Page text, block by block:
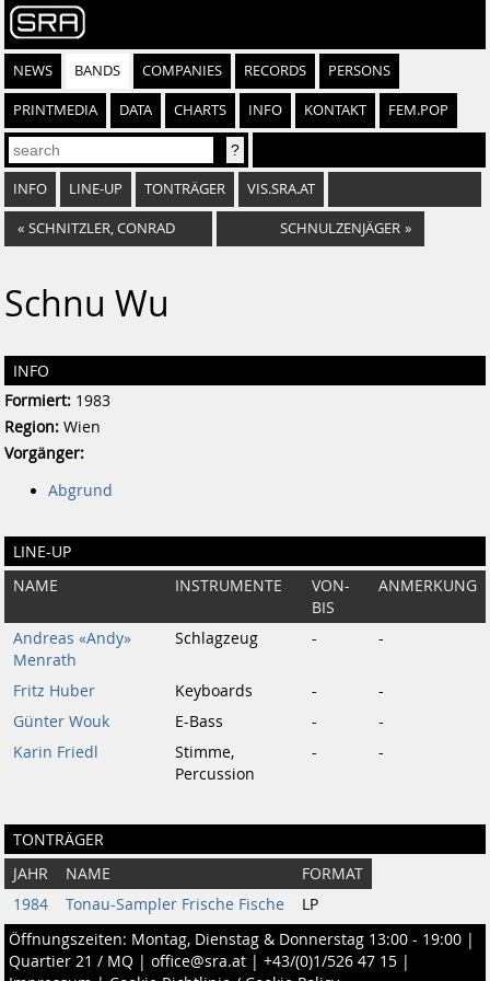
NEWS BANDS COMPANIES RECORDS PERSONS
PRINTMEDIA DATA CHARTS INFO KONTAKT FEM.POP
INFO LINE-UP TONTRÄGER VIS.SRA.AT
« SCHNITZLER, CONRAD SCHNULZENJÄGER »
Schnu Wu
INFO
Formiert: 1983
Region: Wien
Vorgänger:
Abgrund
LINE-UP
NAME INSTRUMENTE
VON-
BIS
ANMERKUNG
Andreas «Andy»
Menrath
Schlagzeug - -
Fritz Huber Keyboards -
-
Günter Wouk
E-Bass -
-
Karin Friedl
Stimme,
Percussion
- -
TONTRÄGER
JAHR NAME
FORMAT
1984
Tonau-Sampler Frische Fische
LP
Öffnungszeiten: Montag, Dienstag & Donnerstag 13:00 - 19:00 |
Quartier 21 / MQ | office@sra.at | +43/(0)1/526 47 15 |